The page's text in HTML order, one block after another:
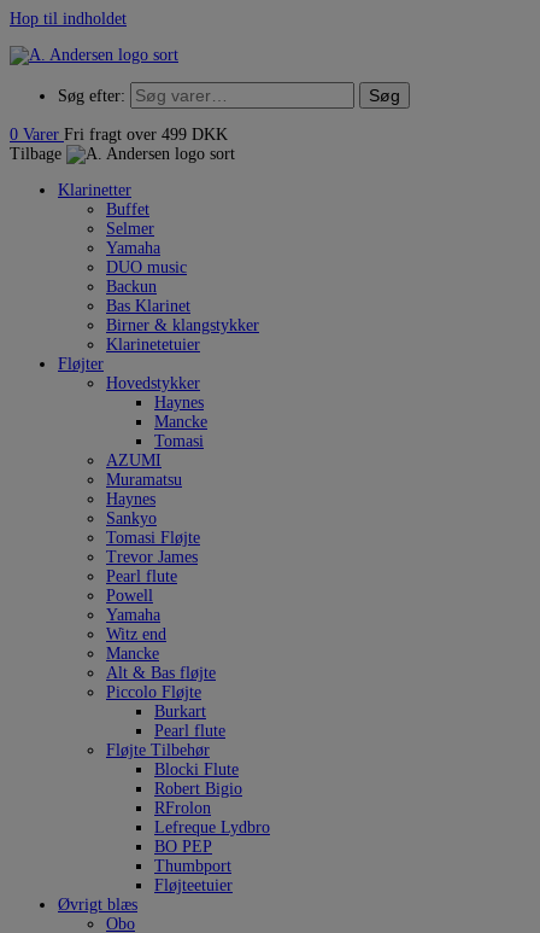
Hop til indholdet
Søg efter: Søg
0 Varer Fri fragt over 499 DKK
Tilbage
Klarinetter
Buffet
Selmer
Yamaha
DUO music
Backun
Bas Klarinet
Birner & klangstykker
Klarinetetuier
Fløjter
Hovedstykker
Haynes
Mancke
Tomasi
AZUMI
Muramatsu
Haynes
Sankyo
Tomasi Fløjte
Trevor James
Pearl flute
Powell
Yamaha
Witz end
Mancke
Alt & Bas fløjte
Piccolo Fløjte
Burkart
Pearl flute
Fløjte Tilbehør
Blocki Flute
Robert Bigio
RFrolon
Lefreque Lydbro
BO PEP
Thumbport
Fløjteetuier
Øvrigt blæs
Obo